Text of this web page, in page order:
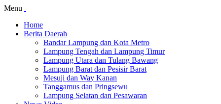
Skip
content
Menu
Home
Berita Daerah
Bandar Lampung dan Kota Metro
Lampung Tengah dan Lampung Timur
Lampung Utara dan Tulang Bawang
Lampung Barat dan Pesisir Barat
Mesuji dan Way Kanan
Tanggamus dan Pringsewu
Lampung Selatan dan Pesawaran